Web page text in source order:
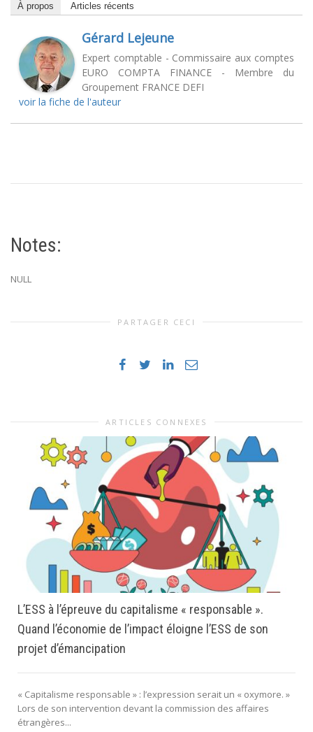
À propos Articles récents
Gérard Lejeune
Expert comptable - Commissaire aux comptes
EURO COMPTA FINANCE - Membre du
Groupement FRANCE DEFI
voir la fiche de l'auteur
Notes:
NULL
PARTAGER CECI
ARTICLES CONNEXES
L’ESS à l’épreuve du capitalisme « responsable ».
Quand l’économie de l’impact éloigne l’ESS de son
projet d’émancipation
« Capitalisme responsable » : l’expression serait un « oxymore. »
Lors de son intervention devant la commission des affaires
étrangères...